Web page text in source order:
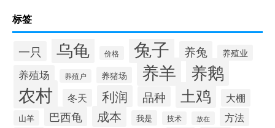
标签
一只 乌龟 价格 兔子 养兔 养殖业
养殖场 养殖户 养猪场 养羊 养鹅
农村 冬天 利润 品种 土鸡 大棚
山羊 巴西龟 成本 我是 技术 放在
方法